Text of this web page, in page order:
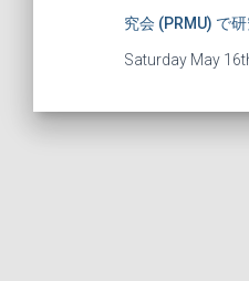
究会 (PRMU) で
Saturday May